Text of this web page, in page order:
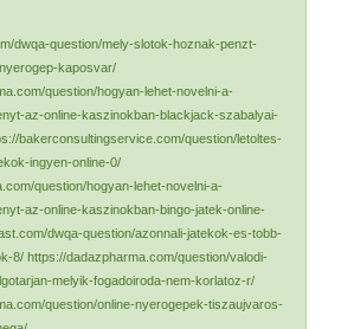
dwqa-question/mely-slotok-hoznak-penzt-
kaposvar/
question/hogyan-lehet-novelni-a-
az-online-kaszinokban-blackjack-szabalyai-
bakerconsultingservice.com/question/letoltes-
ingyen-online-0/
question/hogyan-lehet-novelni-a-
az-online-kaszinokban-bingo-jatek-online-
dwqa-question/azonnali-jatekok-es-tobb-
8/ https://dadazpharma.com/question/valodi-
melyik-fogadoiroda-nem-korlatoz-r/
question/online-nyerogepek-tiszaujvaros-